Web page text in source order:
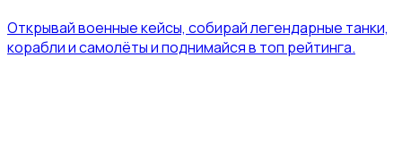
Открывай военные кейсы, собирай легендарные танки,
корабли и самолёты и поднимайся в топ рейтинга.